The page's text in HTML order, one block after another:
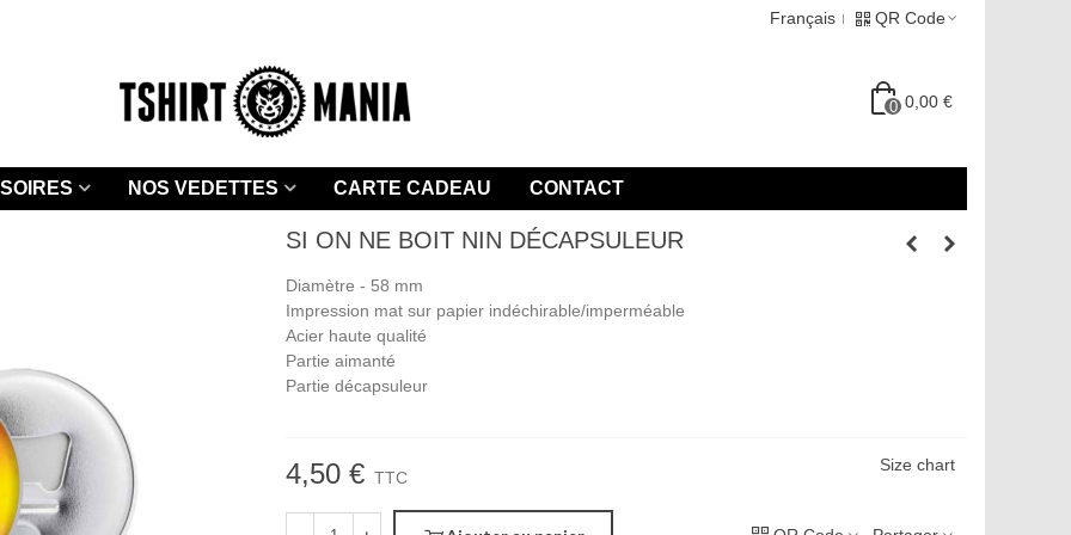
Français QR Code
0 0,00 €
NOS VEDETTES CARTE CADEAU CONTACT
SI ON NE BOIT NIN DÉCAPSULEUR
Diamètre - 58 mm
Impression mat sur papier indéchirable/imperméable
Acier haute qualité
Partie aimanté
Partie décapsuleur
4,50 € TTC
Size chart